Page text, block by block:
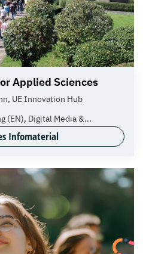
Applied Sciences
UE Innovation Hub
(EN), Digital Media &...
Infomaterial